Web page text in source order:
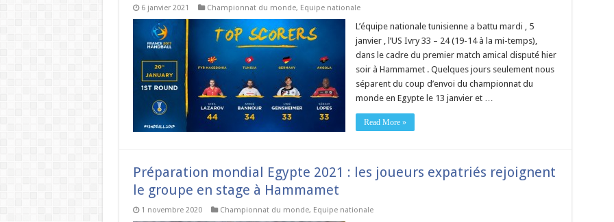
6 janvier 2021 Championnat du monde, Equipe nationale
L’équipe nationale tunisienne a battu mardi , 5
janvier , l’US Ivry 33 – 24 (19-14 à la mi-temps),
dans le cadre du premier match amical disputé hier
soir à Hammamet . Quelques jours seulement nous
séparent du coup d’envoi du championnat du
monde en Egypte le 13 janvier et …
Read More »
Préparation mondial Egypte 2021 : les joueurs expatriés rejoignent
le groupe en stage à Hammamet
1 novembre 2020 Championnat du monde, Equipe nationale